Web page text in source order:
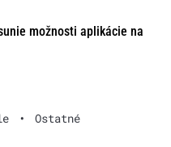
možnosti aplikácie na
• Ostatné